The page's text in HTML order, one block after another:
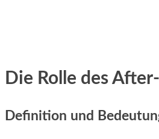
Die Rolle des
Definition und